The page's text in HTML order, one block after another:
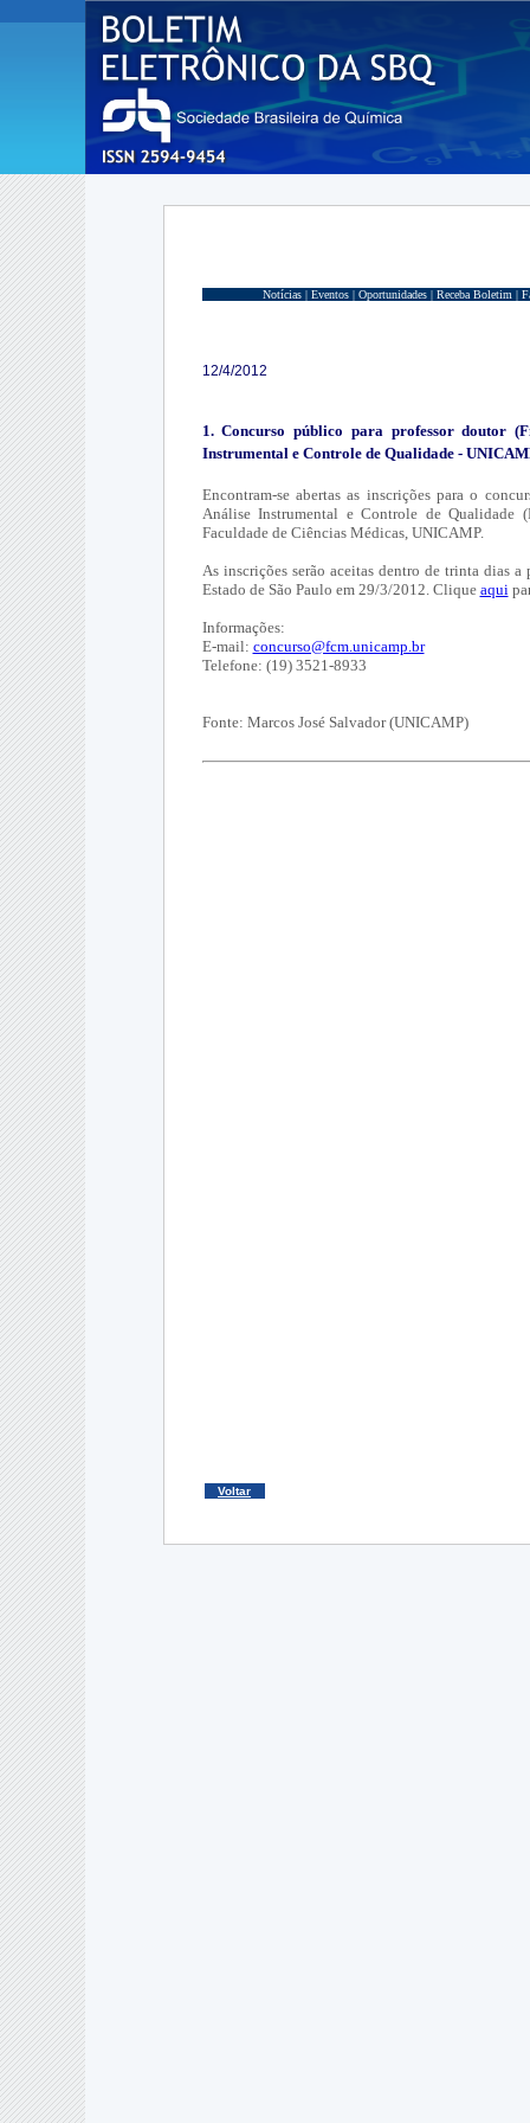
Notícias | Eventos | Oportunidades | Receba Boletim |
12/4/2012
1. Concurso público para professor doutor
Instrumental e Controle de Qualidade -
Encontram-se abertas as inscrições para o
Análise Instrumental e Controle de Qualidade
Faculdade de Ciências Médicas, UNICAMP.
As inscrições serão aceitas dentro de trinta dias
Estado de São Paulo em 29/3/2012. Clique aqui
Informações:
E-mail: concurso@fcm.unicamp.br
Telefone: (19) 3521-8933
Fonte: Marcos José Salvador (UNICAMP)
Voltar